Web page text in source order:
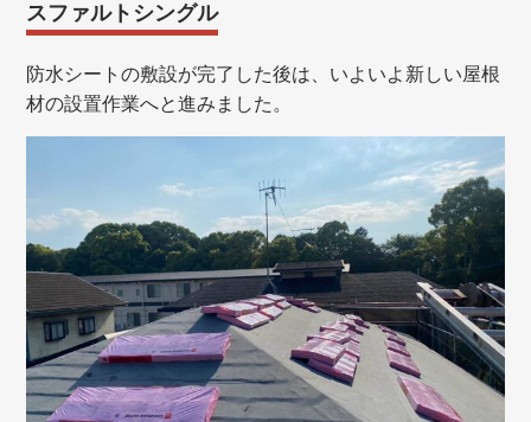
スファルトシングル
防水シートの敷設が完了した後は、いよいよ新しい屋根
材の設置作業へと進みました。